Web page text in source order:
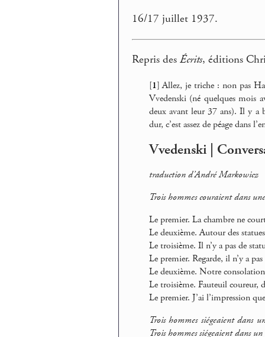
16/17 juillet 1937.
Repris desÉcrits, éditions
[1]Allez, je triche : non pas
Vvedenski (né quelques mois
deux avant leur 37 ans). Il y a
dur, c’est assez de péage dans
Vvedenski |
traduction d’André Markowicz
Trois hommes couraient dans
Le premier. La chambre ne
Le deuxième. Autour des
Le troisième. Il n’y a pas de
Le premier. Regarde, il n’y a pas
Le deuxième. Notre
Le troisième. Fauteuil coureur,
Le premier. J’ai l’impression
Trois hommes siégeaient dans
Trois hommes siégeaient dans